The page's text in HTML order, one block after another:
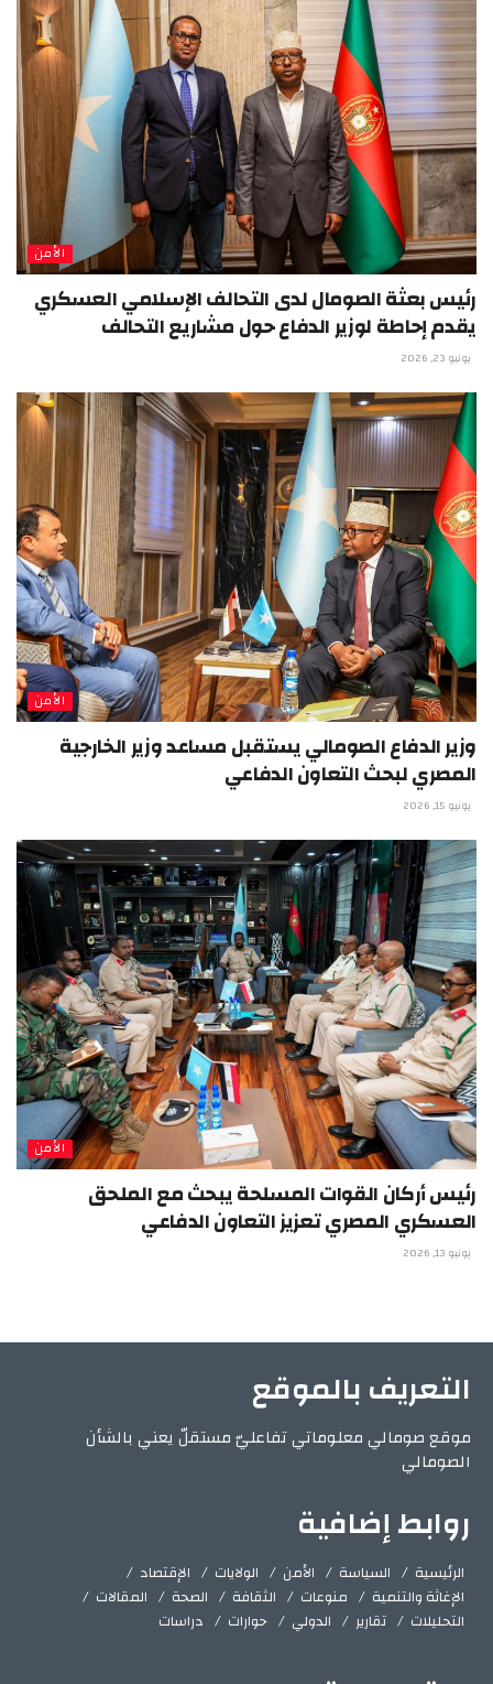
الأمن
رئيس بعثة الصومال لدى التحالف الإسلامي العسكري
يقدم إحاطة لوزير الدفاع حول مشاريع التحالف
يونيو 23, 2026
الأمن
وزير الدفاع الصومالي يستقبل مساعد وزير الخارجية
المصري لبحث التعاون الدفاعي
يونيو 15, 2026
الأمن
رئيس أركان القوات المسلحة يبحث مع الملحق
العسكري المصري تعزيز التعاون الدفاعي
يونيو 13, 2026
التعريف بالموقع
موقع صومالي معلوماتي تفاعليّ مستقلّ يعني بالشأن
الصومالي
روابط إضافية
الرئيسية السياسة الأمن الولايات
الإقتصاد
الإغاثة والتنمية
منوعات الثقافة الصحة
المقالات
التحليلات
تقارير الدولي حوارات دراسات